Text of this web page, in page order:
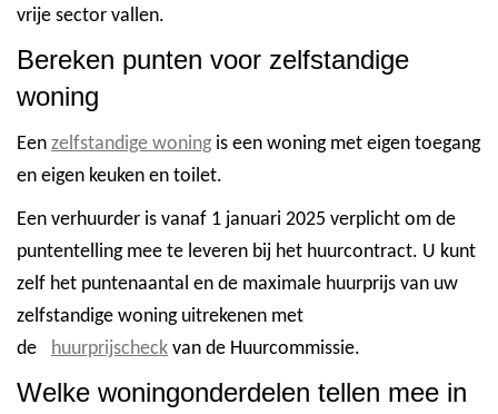
vrije sector vallen.
Bereken punten voor zelfstandige
woning
Een zelfstandige woning is een woning met eigen toegang
en eigen keuken en toilet.
Een verhuurder is vanaf 1 januari 2025 verplicht om de
puntentelling mee te leveren bij het huurcontract. U kunt
zelf het puntenaantal en de maximale huurprijs van uw
zelfstandige woning uitrekenen met
de
huurprijscheck van de Huurcommissie.
Welke woningonderdelen tellen mee in